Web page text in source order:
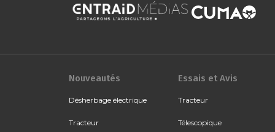
Nouveautés
Désherbage électrique
Tracteur
Essais et Avis
Tracteur
Télescopique